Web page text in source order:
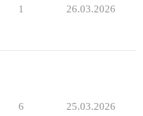
1 26.03.2026
6 25.03.2026